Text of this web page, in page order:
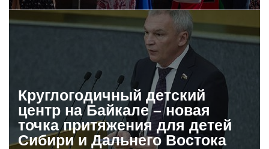
Круглогодичный детский
центр на Байкале – новая
точка притяжения для детей
Сибири и Дальнего Востока